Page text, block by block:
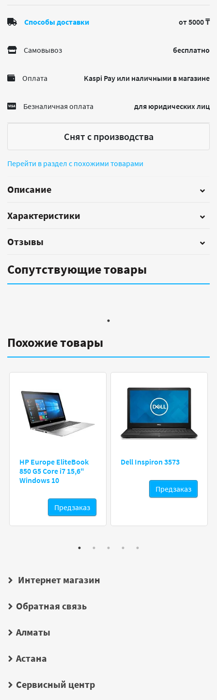
Способы доставки от 5000 ₸
Самовывоз бесплатно
Оплата Kaspi Pay или наличными в магазине
Безналичная оплата для юридических лиц
Снят с производства
Перейти в раздел с похожими товарами
Описание
Характеристики
Отзывы
Сопутствующие товары
Похожие товары
HP Europe EliteBook
850 G5 Core i7 15,6"
Windows 10
Предзаказ
Dell Inspiron 3573
Предзаказ
Интернет магазин
Обратная связь
Алматы
Астана
Сервисный центр